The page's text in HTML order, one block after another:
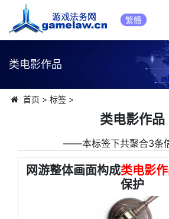
繁體
类电影作品
首页 > 标签>
类电影作品
――本标签下共聚合3
网游整体画面构成类电影
保护